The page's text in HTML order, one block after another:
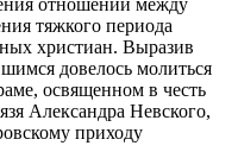
тяжкого периода
христиан. Выразив
довелось молиться
освященном в честь
Александра Невского,
приходу